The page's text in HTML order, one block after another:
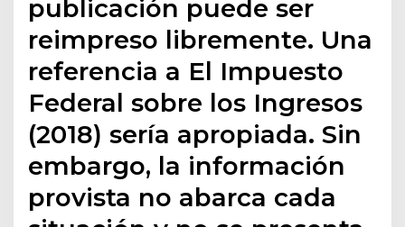
publicación puede ser
reimpreso libremente. Una
referencia a El Impuesto
Federal sobre los Ingresos
(2018) sería apropiada. Sin
embargo, la información
provista no abarca cada